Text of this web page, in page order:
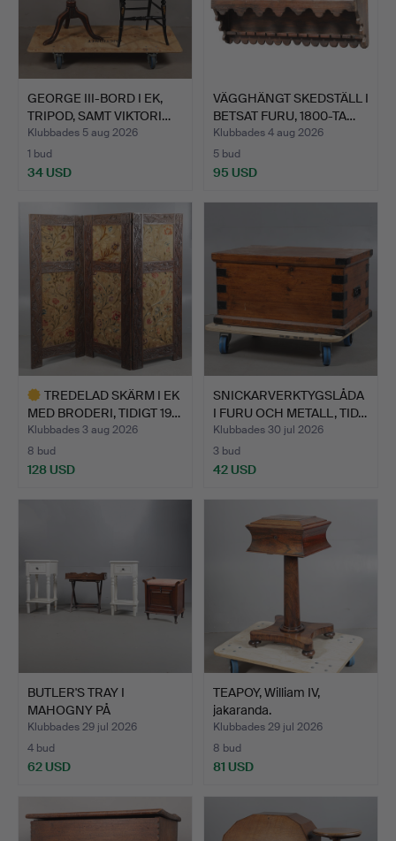
GEORGE III-BORD I EK,
TRIPOD, SAMT VIKTORI…
Klubbades 5 aug 2026
1 bud
34 USD
VÄGGHÄNGT SKEDSTÄLL I
BETSAT FURU, 1800-TA…
Klubbades 4 aug 2026
5 bud
95 USD
TREDELAD SKÄRM I EK
MED BRODERI, TIDIGT 19…
Klubbades 3 aug 2026
8 bud
128 USD
SNICKARVERKTYGSLÅDA
I FURU OCH METALL, TID…
Klubbades 30 jul 2026
3 bud
42 USD
BUTLER'S TRAY I
MAHOGNY PÅ
UNDERREDE FRÅN …
Klubbades 29 jul 2026
4 bud
62 USD
TEAPOY, William IV,
jakaranda.
Klubbades 29 jul 2026
8 bud
81 USD